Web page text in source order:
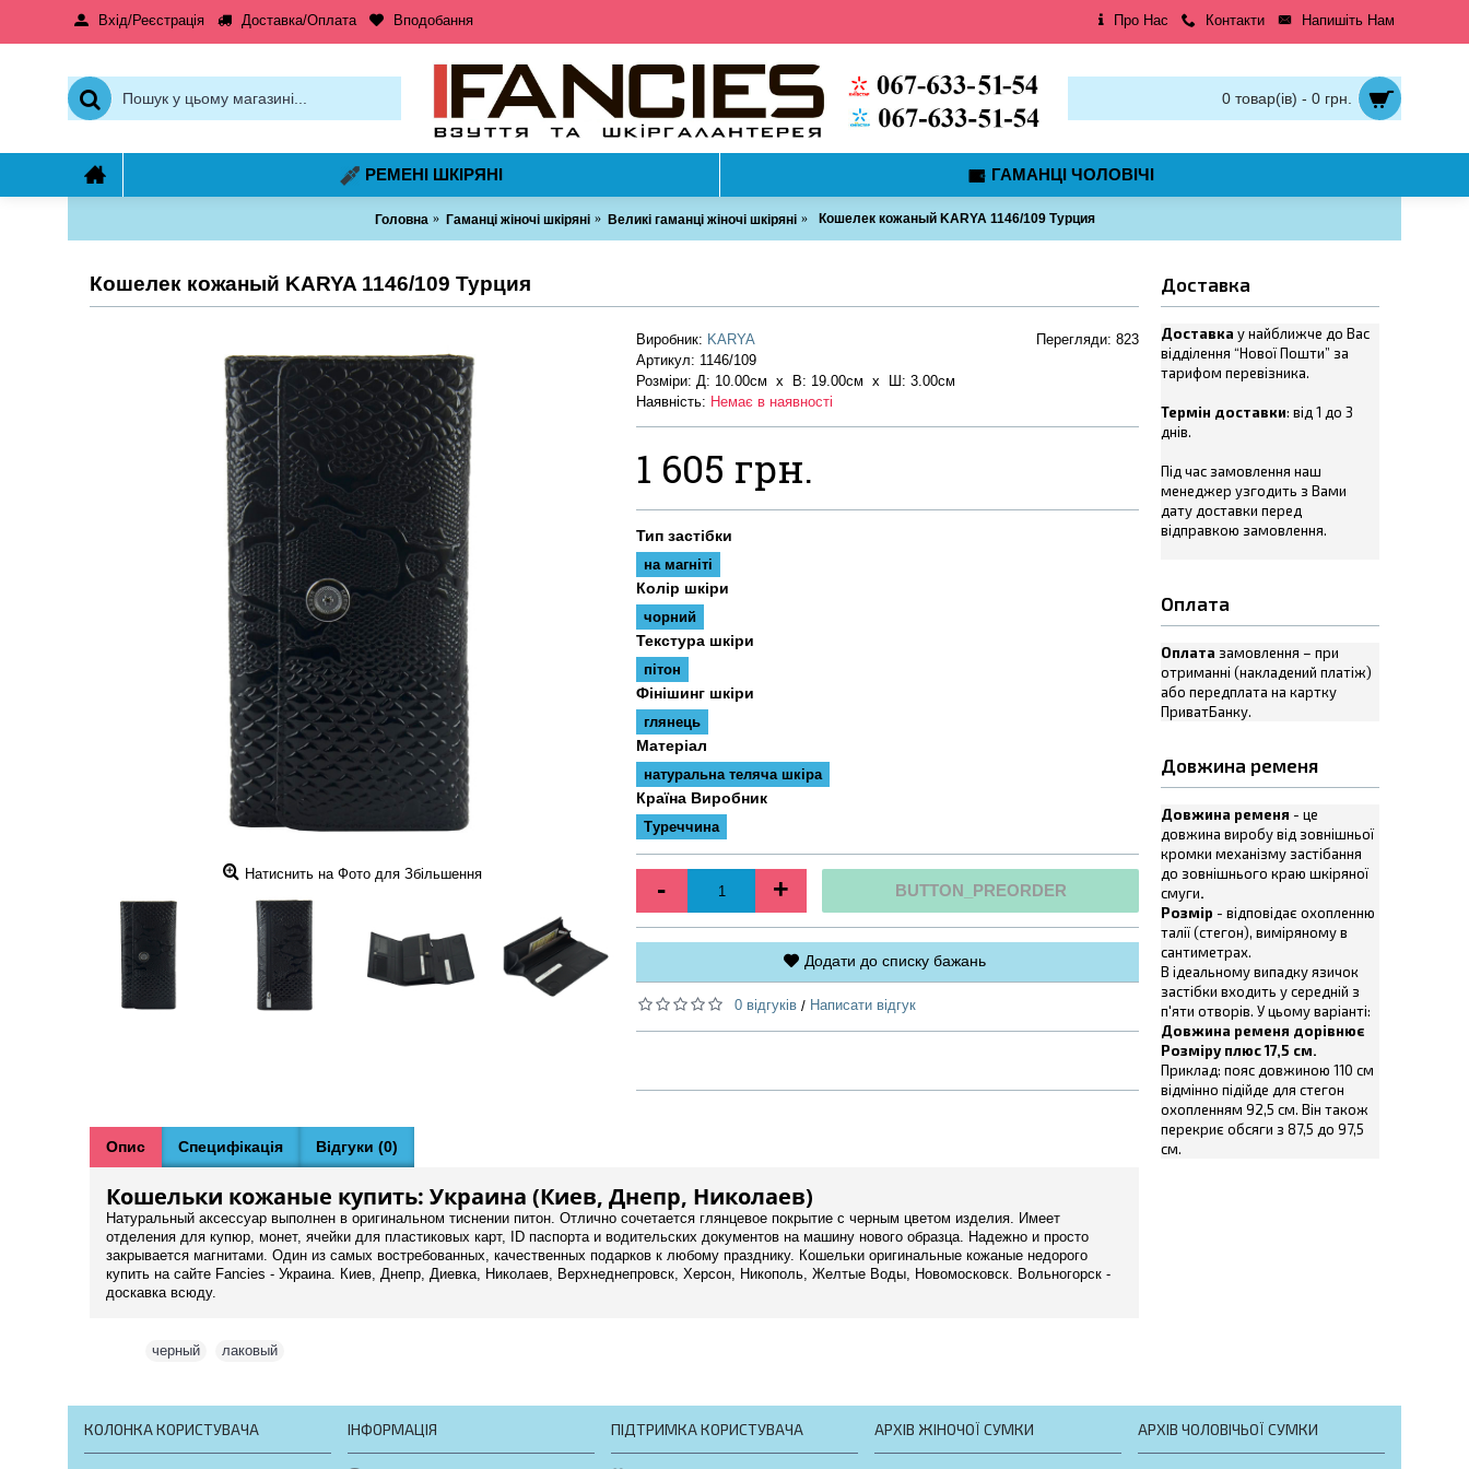
Вхід/Реєстрація Доставка/Оплата Вподобання Про Нас Контакти Напишіть Нам
0 товар(ів) - 0 грн.
РЕМЕНІ ШКІРЯНІ ГАМАНЦІ ЧОЛОВІЧІ
Головна Гаманці жіночі шкіряні Великі гаманці жіночі шкіряні Кошелек кожаный KARYA 1146/109 Турция
Доставка
Доставка у найближче до Вас
відділення “Нової Пошти” за
тарифом перевізника.
Термін доставки: від 1 до 3
днів.
Під час замовлення наш
менеджер узгодить з Вами
дату доставки перед
відправкою замовлення.
Оплата
Оплата замовлення – при
отриманні (накладений платіж)
або передплата на картку
ПриватБанку.
Довжина ременя
Довжина ременя - це
довжина виробу від зовнішньої
кромки механізму застібання
до зовнішнього краю шкіряної
смуги.
Розмір - відповідає охопленню
талії (стегон), виміряному в
сантиметрах.
В ідеальному випадку язичок
застібки входить у середній з
п'яти отворів. У цьому варіанті:
Довжина ременя дорівнює
Розміру плюс 17,5 см.
Приклад: пояс довжиною 110 см
відмінно підійде для стегон
охопленням 92,5 см. Він також
перекриє обсяги з 87,5 до 97,5
см.
Кошелек кожаный KARYA 1146/109 Турция
Натиснить на Фото для Збільшення
Перегляди: 823
Виробник: KARYA
Артикул: 1146/109
Розміри: Д: 10.00см х В: 19.00см x Ш: 3.00см
Наявність: Немає в наявності
1 605 грн.
Тип застібки
на магніті
Колір шкіри
чорний
Текстура шкіри
пітон
Фінішинг шкіри
глянець
Матеріал
натуральна теляча шкіра
Країна Виробник
Туреччина
- + BUTTON_PREORDER
Додати до списку бажань
0 відгуків / Написати відгук
Опис Специфікація Відгуки (0)
Кошельки кожаные купить: Украина (Киев, Днепр, Николаев)
Натуральный аксессуар выполнен в оригинальном тиснении питон. Отлично сочетается глянцевое покрытие с черным цветом изделия. Имеет
отделения для купюр, монет, ячейки для пластиковых карт, ID паспорта и водительских документов на машину нового образца. Надежно и просто
закрывается магнитами. Один из самых востребованных, качественных подарков к любому празднику. Кошельки оригинальные кожаные недорого
купить на сайте Fancies - Украина. Киев, Днепр, Диевка, Николаев, Верхнеднепровск, Херсон, Никополь, Желтые Воды, Новомосковск. Вольногорск -
доскавка всюду.
черный лаковый
КОЛОНКА КОРИСТУВАЧА ІНФОРМАЦІЯ ПІДТРИМКА КОРИСТУВАЧА АРХІВ ЖІНОЧОЇ СУМКИ АРХІВ ЧОЛОВІЧЬОЇ СУМКИ